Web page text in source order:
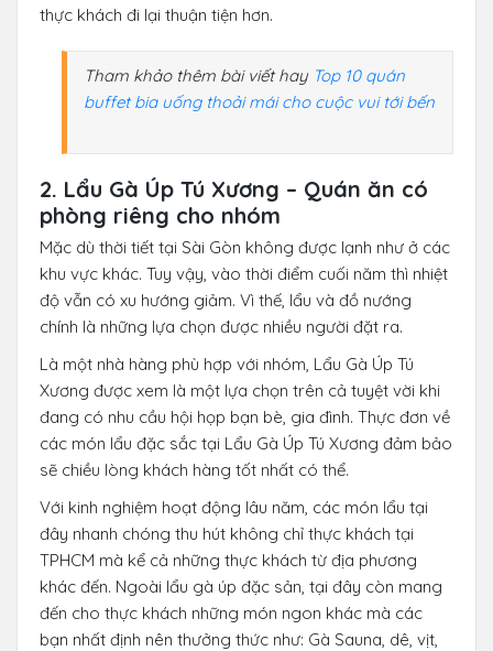
thực khách đi lại thuận tiện hơn.
Tham khảo thêm bài viết hay Top 10 quán
buffet bia uống thoải mái cho cuộc vui tới bến
2. Lẩu Gà Úp Tú Xương – Quán ăn có
phòng riêng cho nhóm
Mặc dù thời tiết tại Sài Gòn không được lạnh như ở các
khu vực khác. Tuy vậy, vào thời điểm cuối năm thì nhiệt
độ vẫn có xu hướng giảm. Vì thế, lẩu và đồ nướng
chính là những lựa chọn được nhiều người đặt ra.
Là một nhà hàng phù hợp với nhóm, Lẩu Gà Úp Tú
Xương được xem là một lựa chọn trên cả tuyệt vời khi
đang có nhu cầu hội họp bạn bè, gia đình. Thực đơn về
các món lẩu đặc sắc tại Lẩu Gà Úp Tú Xương đảm bảo
sẽ chiều lòng khách hàng tốt nhất có thể.
Với kinh nghiệm hoạt động lâu năm, các món lẩu tại
đây nhanh chóng thu hút không chỉ thực khách tại
TPHCM mà kể cả những thực khách từ địa phương
khác đến. Ngoài lẩu gà úp đặc sản, tại đây còn mang
đến cho thực khách những món ngon khác mà các
bạn nhất định nên thưởng thức như: Gà Sauna, dê, vịt,